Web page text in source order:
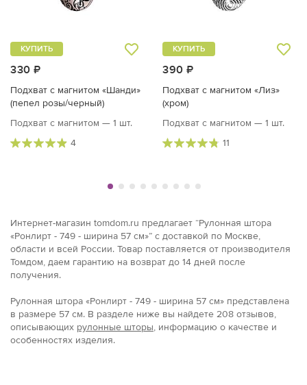
330 ₽
КУПИТЬ
Подхват с магнитом «Шанди»
(пепел розы/черный)
Подхват с магнитом — 1 шт.
4
390 ₽
КУПИТЬ
Подхват с магнитом «Лиз»
(хром)
Подхват с магнитом — 1 шт.
11
Интернет-магазин tomdom.ru предлагает “Рулонная штора
«Ронлирт - 749 - ширина 57 см»” с доставкой по Москве,
области и всей России. Товар поставляется от производителя
Томдом, даем гарантию на возврат до 14 дней после
получения.
Рулонная штора «Ронлирт - 749 - ширина 57 см» представлена
в размерe 57 см. В разделе ниже вы найдете 208 отзывов,
описывающих рулонные шторы, информацию о качестве и
особенностях изделия.